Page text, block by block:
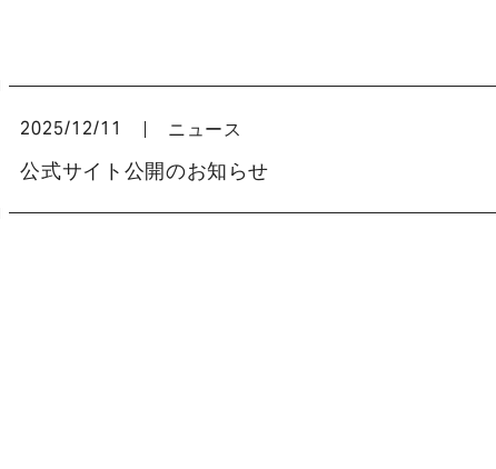
2025/12/11 ニュース
公式サイト公開のお知らせ